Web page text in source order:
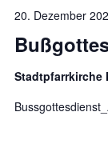
20. Dezember
Stadtpfarrkirche